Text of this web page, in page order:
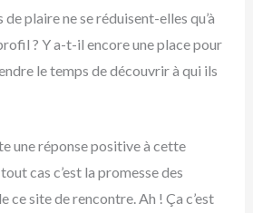
plaire ne se réduisent-elles qu’à
? Y a-t-il encore une place pour
le temps de découvrir à qui ils
une réponse positive à cette
cas c’est la promesse des
ce site de rencontre. Ah ! Ça c’est